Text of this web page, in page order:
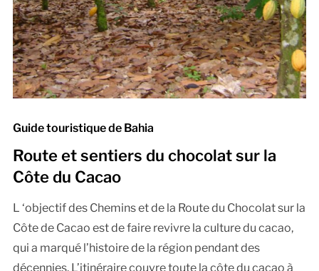
Guide touristique de Bahia
Route et sentiers du chocolat sur la
Côte du Cacao
L ‘objectif des Chemins et de la Route du Chocolat sur la
Côte de Cacao est de faire revivre la culture du cacao,
qui a marqué l’histoire de la région pendant des
décennies. L’itinéraire couvre toute la côte du cacao à